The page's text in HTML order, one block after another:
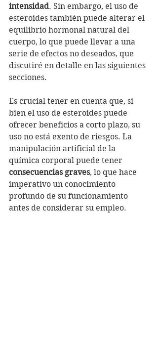
intensidad. Sin embargo, el uso de
esteroides también puede alterar el
equilibrio hormonal natural del
cuerpo, lo que puede llevar a una
serie de efectos no deseados, que
discutiré en detalle en las siguientes
secciones.
Es crucial tener en cuenta que, si
bien el uso de esteroides puede
ofrecer beneficios a corto plazo, su
uso no está exento de riesgos. La
manipulación artificial de la
química corporal puede tener
consecuencias graves, lo que hace
imperativo un conocimiento
profundo de su funcionamiento
antes de considerar su empleo.